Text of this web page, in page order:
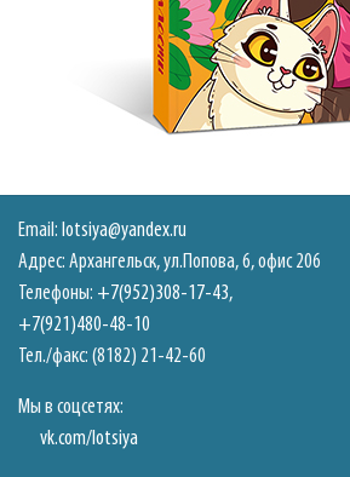
Email: lotsiya@yandex.ru
Адрес: Архангельск, ул.Попова, 6, офис 206
Телефоны: +7(952)308-17-43,
+7(921)480-48-10
Тел./факс: (8182) 21-42-60
Мы в соцсетях:
vk.com/lotsiya